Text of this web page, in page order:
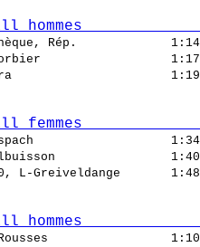
hommes
Tchèque, Rép.
1993, Morbier
Lamoura
femmes
Ranspach
Malbuisson
L-Greiveldange
hommes
Les Rousses